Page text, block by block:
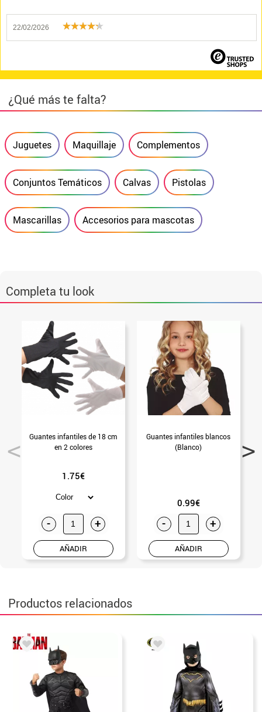
22/02/2026
¿Qué más te falta?
Juguetes Maquillaje Complementos
Conjuntos Temáticos Calvas Pistolas
Mascarillas Accesorios para mascotas
Completa tu look
Guantes infantiles de 18 cm
en 2 colores
1.75€
- +
AÑADIR
Guantes infantiles blancos
(Blanco)
0.99€
- +
AÑADIR
Productos relacionados